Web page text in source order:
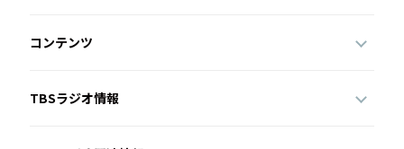
コンテンツ
TBSラジオ情報